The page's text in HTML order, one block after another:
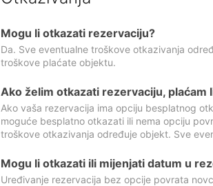
Mogu li otkazati rezervaciju?
Da. Sve eventualne troškove otkazivanja
troškove plaćate objektu.
Ako želim otkazati rezervaciju, plaćam
Ako vaša rezervacija ima opciju besplatnog
moguće besplatno otkazati ili nema opciju
troškove otkazivanja određuje objekt. Sve
Mogu li otkazati ili mijenjati datum u
Uređivanje rezervacija bez opcije povrata